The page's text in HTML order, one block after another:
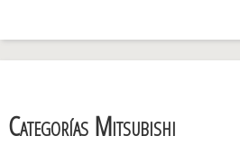
Categorías Mitsubishi